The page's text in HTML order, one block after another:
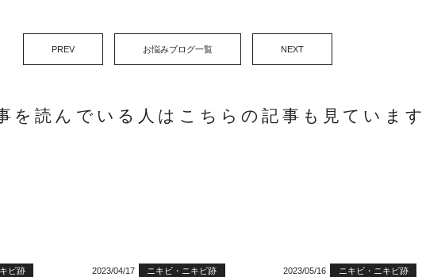
PREV お悩みブログ一覧 NEXT
を読んでいる人はこちらの記事も見ています
ビ跡
2023/04/17
ニキビ・ニキビ跡
2023/05/16
ニキビ・ニキビ跡